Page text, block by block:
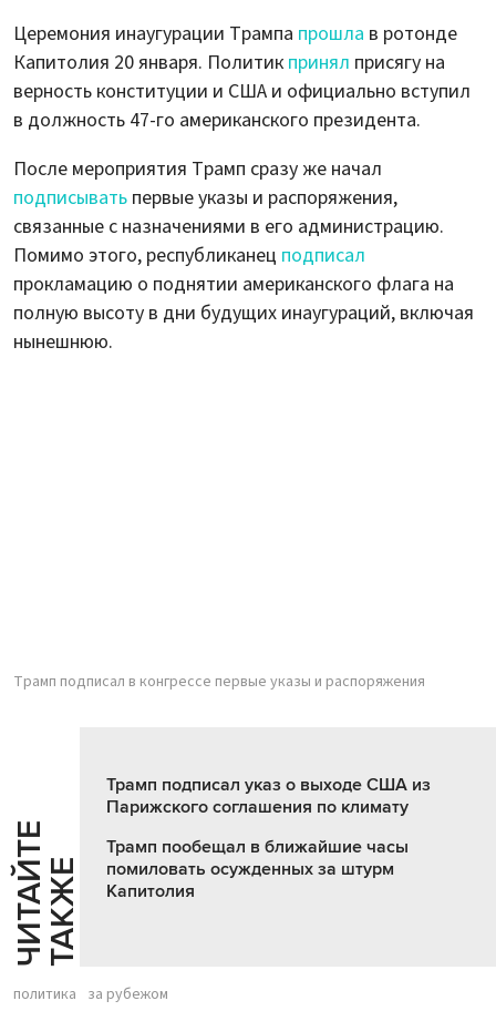
Церемония инаугурации Трампа прошла в ротонде
Капитолия 20 января. Политик принял присягу на
верность конституции и США и официально вступил
в должность 47-го американского президента.
После мероприятия Трамп сразу же начал
подписывать первые указы и распоряжения,
связанные с назначениями в его администрацию.
Помимо этого, республиканец подписал
прокламацию о поднятии американского флага на
полную высоту в дни будущих инаугураций, включая
нынешнюю.
Трамп подписал в конгрессе первые указы и распоряжения
Ч
И
Т
АЙ
Т
Е
Т
А
К
ЖЕ
Трамп подписал указ о выходе США из
Парижского соглашения по климату
Трамп пообещал в ближайшие часы
помиловать осужденных за штурм
Капитолия
политика за рубежом